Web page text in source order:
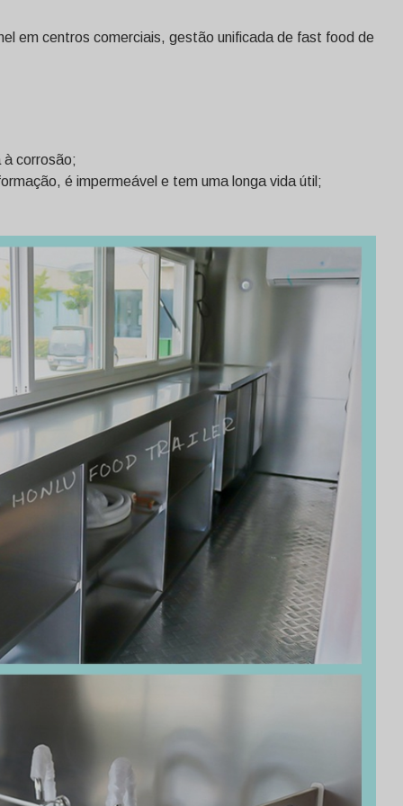
em centros comerciais, gestão unificada de fast food de
à corrosão;
é impermeável e tem uma longa vida útil;